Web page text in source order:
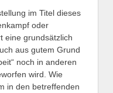
im Titel dieses
oder
eine grundsätzlich
aus gutem Grund
noch in anderen
wird. Wie
in den betreffenden